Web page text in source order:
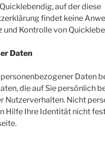
auf der diese
findet keine
und Kontrolle von
Daten
Daten
die auf Sie persönlich
Nutzerverhalten. Nicht
Hilfe Ihre Identität nicht